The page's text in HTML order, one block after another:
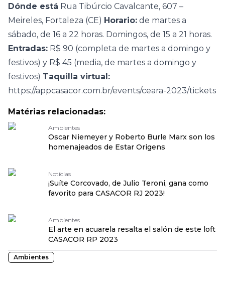
Dónde está Rua Tibúrcio Cavalcante, 607 –
Meireles, Fortaleza (CE) Horario: de martes a
sábado, de 16 a 22 horas. Domingos, de 15 a 21 horas.
Entradas: R$ 90 (completa de martes a domingo y
festivos) y R$ 45 (media, de martes a domingo y
festivos) Taquilla virtual:
https://appcasacor.com.br/events/ceara-2023/tickets
Matérias relacionadas:
Ambientes
Oscar Niemeyer y Roberto Burle Marx son los
homenajeados de Estar Origens
Notícias
¡Suíte Corcovado, de Julio Teroni, gana como
favorito para CASACOR RJ 2023!
Ambientes
El arte en acuarela resalta el salón de este loft
CASACOR RP 2023
Ambientes